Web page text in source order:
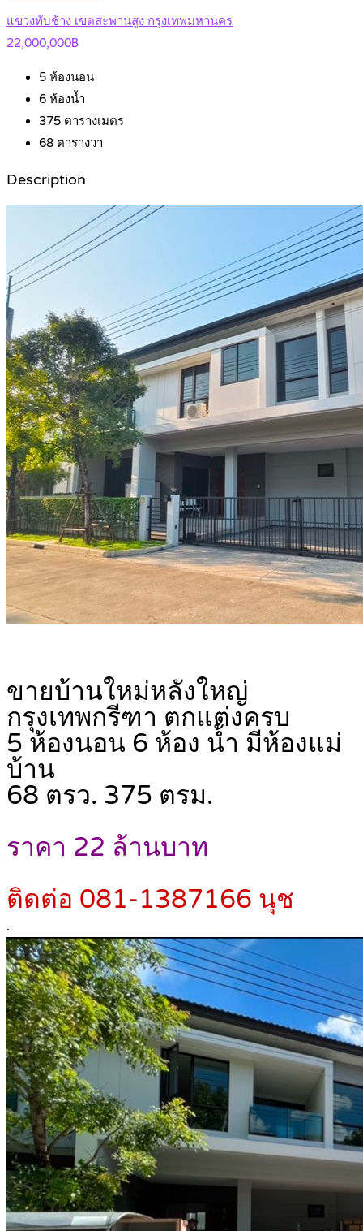
แขวงทับช้าง เขตสะพานสูง กรุงเทพมหานคร
22,000,000฿
5 ห้องนอน
6 ห้องน้ำ
375 ตารางเมตร
68 ตารางวา
Description
ขายบ้านใหม่หลังใหญ่
กรุงเทพกรีฑา ตกแต่งครบ
5 ห้องนอน 6 ห้อง น้ำ มีห้องแม่
บ้าน
68 ตรว. 375 ตรม.
ราคา 22 ล้านบาท
ติดต่อ 081-1387166 นุช
.